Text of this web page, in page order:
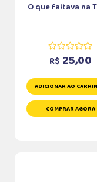
O que faltava na
R$ 25,00
ADICIONAR AO
COMPRAR AGORA